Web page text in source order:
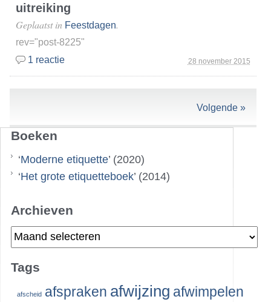
uitreiking
28 november 2015
Geplaatst in Feestdagen.
rev="post-8225"
1 reactie
Volgende »
Boeken
‘Moderne etiquette’ (2020)
‘Het grote etiquetteboek’ (2014)
Archieven
Archieven
Tags
afscheid afspraken afwijzing afwimpelen